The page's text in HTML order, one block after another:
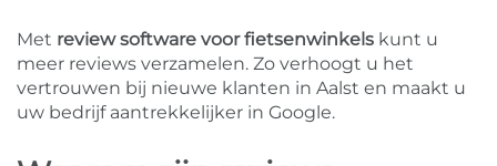
Met review software voor fietsenwinkels kunt u
meer reviews verzamelen. Zo verhoogt u het
vertrouwen bij nieuwe klanten in Aalst en maakt u
uw bedrijf aantrekkelijker in Google.